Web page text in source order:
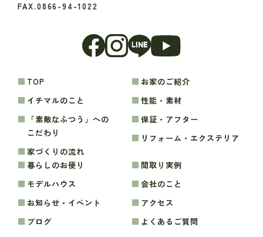
FAX.0866-94-1022
TOP
イチマルのこと
「素敵なふつう」への
こだわり
家づくりの流れ
お家のご紹介
性能・素材
保証・アフター
リフォーム・エクステリア
暮らしのお便り
モデルハウス
お知らせ・イベント
ブログ
間取り実例
会社のこと
アクセス
よくあるご質問